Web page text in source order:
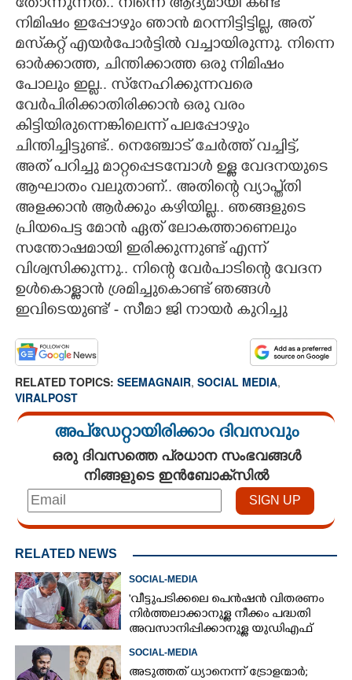
തോന്നുന്നത്.. നിന്നെ ആദ്യമായി കണ്ട
നിമിഷം ഇപ്പോഴും ഞാൻ മറന്നിട്ടിട്ടില്ല, അത്
മസ്‌കറ്റ് എയർപോർട്ടിൽ വച്ചായിരുന്നു. നിന്നെ
ഓർക്കാത്ത, ചിന്തിക്കാത്ത ഒരു നിമിഷം
പോലും ഇല്ല.. സ്‌നേഹിക്കുന്നവരെ
വേർപിരിക്കാതിരിക്കാൻ ഒരു വരം
കിട്ടിയിരുന്നെങ്കിലെന്ന് പലപ്പോഴും
ചിന്തിച്ചിട്ടുണ്ട്.. നെഞ്ചോട് ചേർത്ത് വച്ചിട്ട്,
അത് പറിച്ചു മാറ്റപ്പെടമ്പോൾ ഉള്ള വേദനയുടെ
ആഘാതം വലുതാണ്.. അതിന്റെ വ്യാപ്ത്തി
അളക്കാൻ ആർക്കും കഴിയില്ല.. ഞങ്ങളുടെ
പ്രിയപെട്ട മോൻ ഏത് ലോകത്താണെലും
സന്തോഷമായി ഇരിക്കുന്നുണ്ട് എന്ന്
വിശ്വസിക്കുന്നു.. നിന്റെ വേർപാടിന്റെ വേദന
ഉൾകൊള്ളാൻ ശ്രമിച്ചുകൊണ്ട് ഞങ്ങൾ
ഇവിടെയുണ്ട്‌' - സീമാ ജി നായർ കുറിച്ചു
RELATED TOPICS: SEEMAGNAIR, SOCIAL MEDIA,
VIRALPOST
അപ്ഡേറ്റായിരിക്കാം ദിവസവും
ഒരു ദിവസത്തെ പ്രധാന സംഭവങ്ങൾ
നിങ്ങളുടെ ഇൻബോക്സിൽ
RELATED NEWS
SOCIAL-MEDIA
'വീട്ടുപടിക്കലെ പെൻഷൻ വിതരണം
നിർത്തലാക്കാനുള്ള നീക്കം പദ്ധതി
അവസാനിപ്പിക്കാനുള്ള യുഡിഎഫ്
SOCIAL-MEDIA
അടുത്തത് ധ്യാനെന്ന് ട്രോളന്മാർ;